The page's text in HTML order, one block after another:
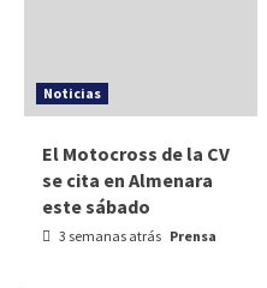
Noticias
El Motocross de la CV
se cita en Almenara
este sábado
3 semanas atrás Prensa